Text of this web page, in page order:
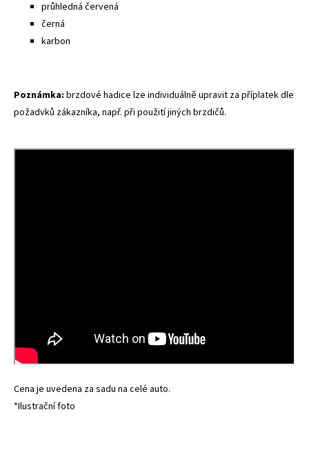
průhledná červená
černá
karbon
Poznámka: brzdové hadice lze individuálně upravit za příplatek dle
požadvků zákazníka, např. při použití jiných brzdičů.
Cena je uvedena za sadu na celé auto.
*Ilustrační foto